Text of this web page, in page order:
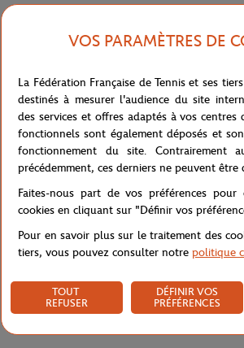
T-shirt pour homme issu de la collection
Garros, aux couleurs douces et joyeuses.
poitrine, manches courtes et encolure ronde.
Caractéristiques
Livraison et retours
VOS PARAMÈTRES DE
La Fédération Française de Tennis et ses
destinés à mesurer l'audience du site
des services et offres adaptés à vos centres
fonctionnels sont également déposés et
fonctionnement du site. Contrairement
précédemment, ces derniers ne peuvent être
Faites-nous part de vos préférences pour
cookies en cliquant sur "Définir vos
Pour en savoir plus sur le traitement des
tiers, vous pouvez consulter notre politique
TOUT
REFUSER
DÉFINIR VOS
PRÉFÉRENCES